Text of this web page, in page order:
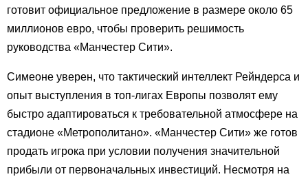
готовит официальное предложение в размере около 65
миллионов евро, чтобы проверить решимость
руководства «Манчестер Сити».
Симеоне уверен, что тактический интеллект Рейндерса и
опыт выступления в топ-лигах Европы позволят ему
быстро адаптироваться к требовательной атмосфере на
стадионе «Метрополитано». «Манчестер Сити» же готов
продать игрока при условии получения значительной
прибыли от первоначальных инвестиций. Несмотря на